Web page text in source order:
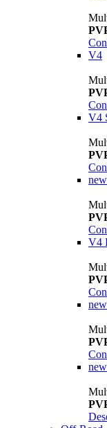
V4
V4
new
V4
new
new